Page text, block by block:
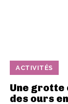
ACTIVITÉS
Une grotte
des ours